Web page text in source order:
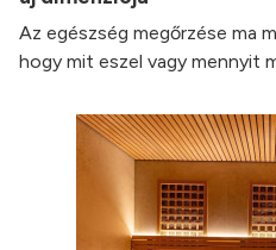
Az egészség megőrzése ma
hogy mit eszel vagy mennyit